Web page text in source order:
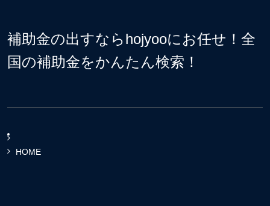
補助金の出すならhojyooにお任せ！全
国の補助金をかんたん検索！
HOME